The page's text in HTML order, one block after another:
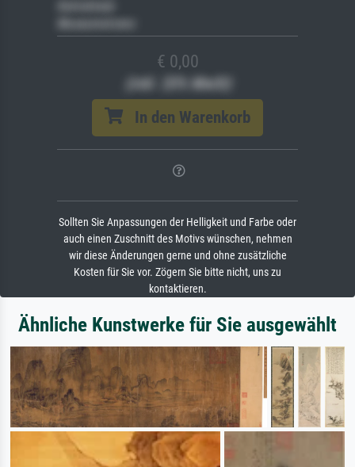
€ 0,00
(inkl. 20% MwSt)
In den Warenkorb
Sollten Sie Anpassungen der Helligkeit und Farbe oder
auch einen Zuschnitt des Motivs wünschen, nehmen
wir diese Änderungen gerne und ohne zusätzliche
Kosten für Sie vor. Zögern Sie bitte nicht, uns zu
kontaktieren.
Ähnliche Kunstwerke für Sie ausgewählt